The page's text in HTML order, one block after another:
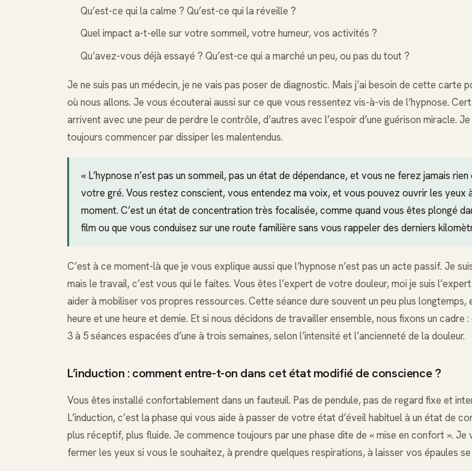
Qu’est-ce qui la calme ? Qu’est-ce qui la réveille ?
Quel impact a-t-elle sur votre sommeil, votre humeur, vos activités ?
Qu’avez-vous déjà essayé ? Qu’est-ce qui a marché un peu, ou pas du tout ?
Je ne suis pas un médecin, je ne vais pas poser de diagnostic. Mais j’ai besoin de cette carte
où nous allons. Je vous écouterai aussi sur ce que vous ressentez vis-à-vis de l’hypnose.
arrivent avec une peur de perdre le contrôle, d’autres avec l’espoir d’une guérison miracle.
toujours commencer par dissiper les malentendus.
« L’hypnose n’est pas un sommeil, pas un état de dépendance, et vous ne ferez jamais
votre gré. Vous restez conscient, vous entendez ma voix, et vous pouvez ouvrir les yeux
moment. C’est un état de concentration très focalisée, comme quand vous êtes plongé
film ou que vous conduisez sur une route familière sans vous rappeler des derniers
C’est à ce moment-là que je vous explique aussi que l’hypnose n’est pas un acte passif. Je
mais le travail, c’est vous qui le faites. Vous êtes l’expert de votre douleur, moi je suis
aider à mobiliser vos propres ressources. Cette séance dure souvent un peu plus longtemps,
heure et une heure et demie. Et si nous décidons de travailler ensemble, nous fixons un cadre :
3 à 5 séances espacées d’une à trois semaines, selon l’intensité et l’ancienneté de la douleur.
L’induction : comment entre-t-on dans cet état modifié de conscience ?
Vous êtes installé confortablement dans un fauteuil. Pas de pendule, pas de regard fixe et
L’induction, c’est la phase qui vous aide à passer de votre état d’éveil habituel à un état de
plus réceptif, plus fluide. Je commence toujours par une phase dite de « mise en confort ». Je
fermer les yeux si vous le souhaitez, à prendre quelques respirations, à laisser vos épaules